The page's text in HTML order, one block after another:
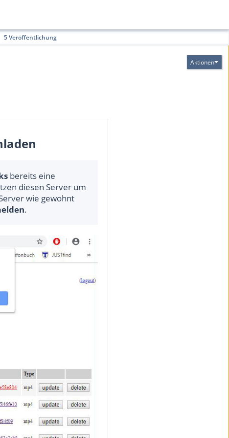
5 Veröffentlichung
Aktionen
bereits eine
diesen Server um
wie gewohnt
.